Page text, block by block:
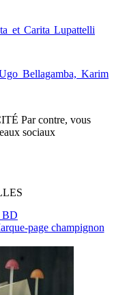
et Carita Lupattelli
Bellagamba, Karim
Par contre, vous
sociaux
BD
page champignon